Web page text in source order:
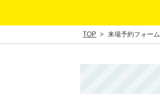
TOP 来場予約フォーム